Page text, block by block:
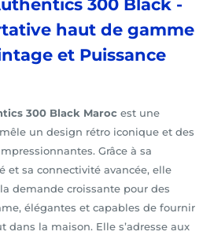
300 Black -
haut de gamme
et Puissance
300 Black Maroc est une
un design rétro iconique et des
Grâce à sa
et sa connectivité avancée, elle
demande croissante pour des
élégantes et capables de fournir
la maison. Elle s’adresse aux